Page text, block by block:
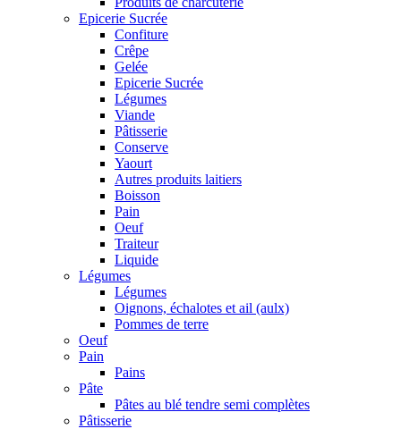
Epicerie Sucrée
Confiture
Crêpe
Gelée
Epicerie Sucrée
Légumes
Viande
Pâtisserie
Conserve
Yaourt
Autres produits laitiers
Boisson
Pain
Oeuf
Traiteur
Liquide
Légumes
Légumes
Oignons, échalotes et ail (aulx)
Pommes de terre
Oeuf
Pain
Pains
Pâte
Pâtes au blé tendre semi complètes
Pâtisserie